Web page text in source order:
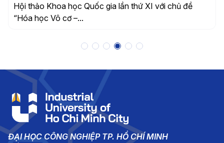
TP. HCM
Từ ngày 16 đến 18/5/2025, Đại học Công nghiệp TP.
Hồ Chí Minh (IUH) vinh dự là...
ĐẠI HỌC CÔNG NGHIỆP TP. HỒ CHÍ MINH